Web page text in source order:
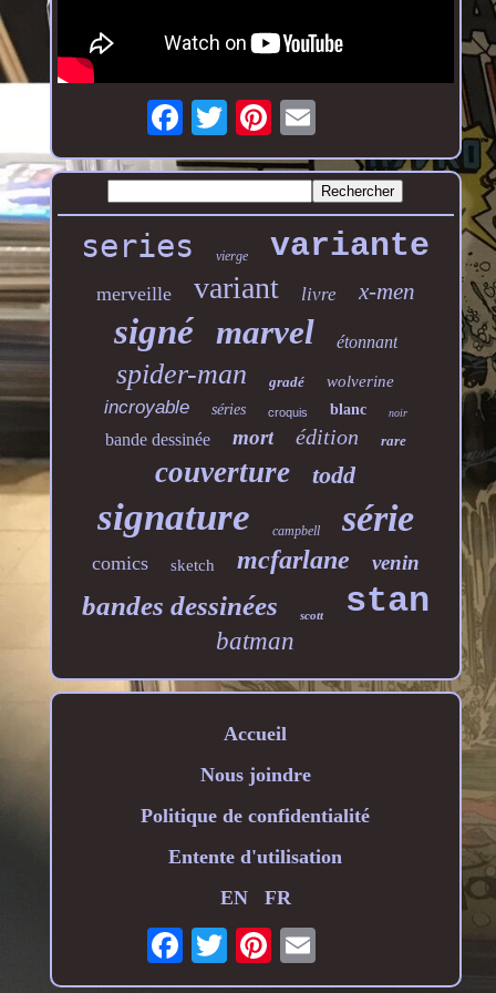
series vierge variante
merveille variant livre x-men
signé marvel étonnant
spider-man gradé wolverine
incroyable séries croquis blanc noir
bande dessinée mort édition rare
couverture todd
signature campbell série
comics sketch mcfarlane venin
bandes dessinées scott stan
batman
Accueil
Nous joindre
Politique de confidentialité
Entente d'utilisation
EN
FR